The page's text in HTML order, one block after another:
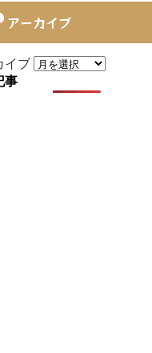
アーカイブ
イブ
事